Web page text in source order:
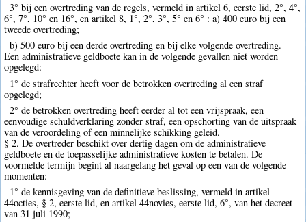
3° bij een overtreding van de regels, vermeld in artikel 6, eerste lid, 2°, 4°,
6°, 7°, 10° en 16°, en artikel 8, 1°, 2°, 3°, 5° en 6° : a) 400 euro bij een
tweede overtreding;
b) 500 euro bij een derde overtreding en bij elke volgende overtreding.
Een administratieve geldboete kan in de volgende gevallen niet worden
opgelegd:
1° de strafrechter heeft voor de betrokken overtreding al een straf
opgelegd;
2° de betrokken overtreding heeft eerder al tot een vrijspraak, een
eenvoudige schuldverklaring zonder straf, een opschorting van de uitspraak
van de veroordeling of een minnelijke schikking geleid.
§ 2. De overtreder beschikt over dertig dagen om de administratieve
geldboete en de toepasselijke administratieve kosten te betalen. De
voormelde termijn begint al naargelang het geval op een van de volgende
momenten:
1° de kennisgeving van de definitieve beslissing, vermeld in artikel
44octies, § 2, eerste lid, en artikel 44novies, eerste lid, 6°, van het decreet
van 31 juli 1990;